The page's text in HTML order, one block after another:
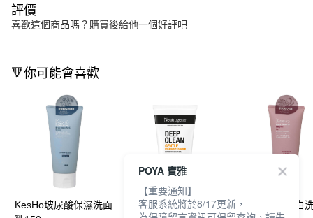
評價
喜歡這個商品嗎？購買後給他一個好評吧
🔻你可能會喜歡
KesHo玻尿酸保濕洗面
露得清深層淨化洗面乳
KesHo酵素淨白
POYA 寶雅
【重要通知】
客服系統將於8/17更新，